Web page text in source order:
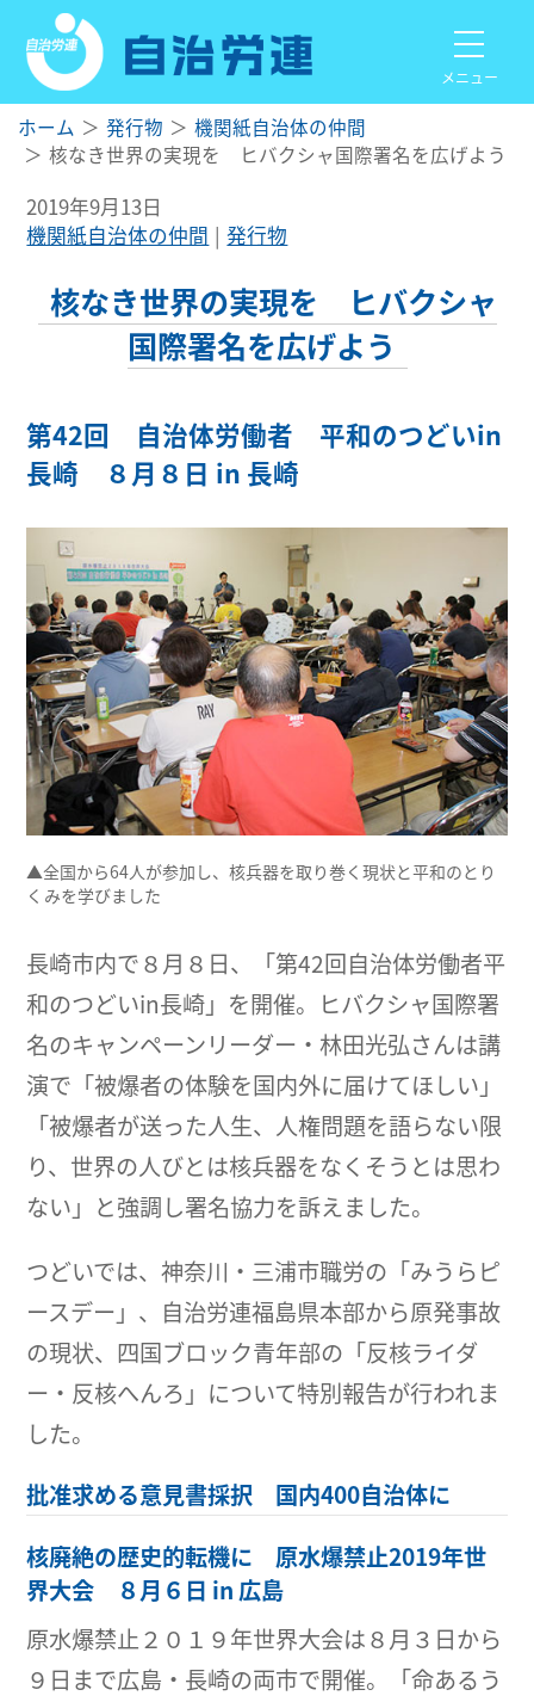
メニュー
ホーム 発行物
機関紙自治体の仲間
核なき世界の実現を ヒバクシャ国際署名を広げよう
2019年9月13日
機関紙自治体の仲間
発行物
核なき世界の実現を ヒバクシャ
国際署名を広げよう
第42回 自治体労働者 平和のつどいin
長崎 ８月８日 in 長崎
▲全国から64人が参加し、核兵器を取り巻く現状と平和のとり
くみを学びました
長崎市内で８月８日、「第42回自治体労働者平
和のつどいin長崎」を開催。ヒバクシャ国際署
名のキャンペーンリーダー・林田光弘さんは講
演で「被爆者の体験を国内外に届けてほしい」
「被爆者が送った人生、人権問題を語らない限
り、世界の人びとは核兵器をなくそうとは思わ
ない」と強調し署名協力を訴えました。
つどいでは、神奈川・三浦市職労の「みうらピ
ースデー」、自治労連福島県本部から原発事故
の現状、四国ブロック青年部の「反核ライダ
ー・反核へんろ」について特別報告が行われま
した。
批准求める意見書採択 国内400自治体に
核廃絶の歴史的転機に 原水爆禁止2019年世
界大会 ８月６日 in 広島
原水爆禁止２０１９年世界大会は８月３日から
９日まで広島・長崎の両市で開催。「命あるう